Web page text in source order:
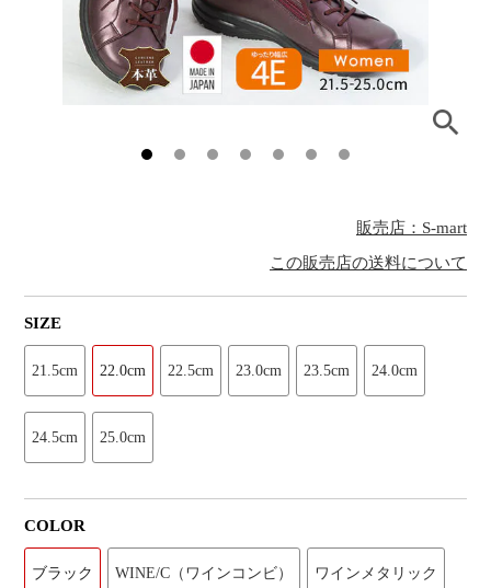
販売店：S-mart
この販売店の送料について
SIZE
21.5cm 22.0cm 22.5cm 23.0cm 23.5cm 24.0cm
24.5cm 25.0cm
COLOR
ブラック WINE/C（ワインコンビ） ワインメタリック